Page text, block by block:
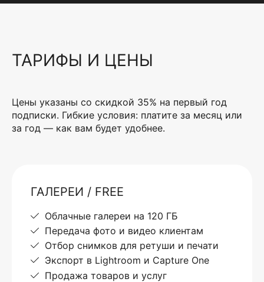
ТАРИФЫ И ЦЕНЫ
Цены указаны со скидкой 35% на первый год
подписки. Гибкие условия: платите за месяц или
за год — как вам будет удобнее.
ГАЛЕРЕИ / FREE
Облачные галереи на 120 ГБ
Передача фото и видео клиентам
Отбор снимков для ретуши и печати
Экспорт в Lightroom и Capture One
Продажа товаров и услуг